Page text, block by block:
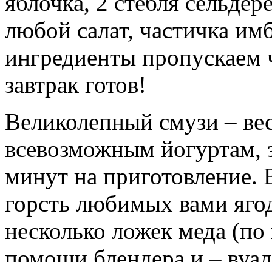
любой салат, частичка
ингредиенты пропускаем
завтрак готов!
Великолепный смузи –
всевозможным йогуртам,
минут на приготовление.
горсть любимых вами
несколько ложек меда